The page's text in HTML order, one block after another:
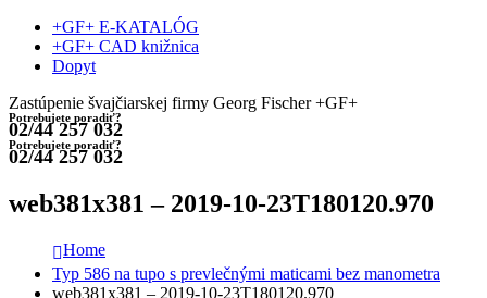
+GF+ E-KATALÓG
+GF+ CAD knižnica
Dopyt
Zastúpenie švajčiarskej firmy Georg Fischer +GF+
Potrebujete poradiť?
02/44 257 032
Potrebujete poradiť?
02/44 257 032
web381x381 – 2019-10-23T180120.970
Home
Typ 586 na tupo s prevlečnými maticami bez manometra
web381x381 – 2019-10-23T180120.970